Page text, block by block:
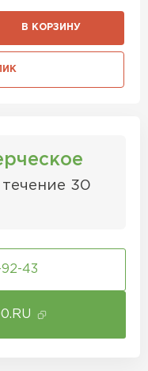
В КОРЗИНУ
течение 30
92-43